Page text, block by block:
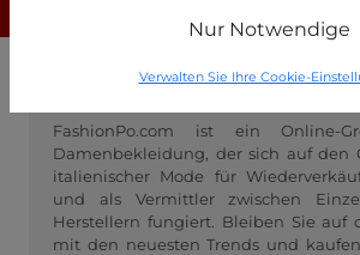
Nur Notwendige
Verwalten Sie Ihre Cookie-
FashionPo.com ist ein Online-
Damenbekleidung, der sich auf den
italienischer Mode für
und als Vermittler zwischen
Herstellern fungiert. Bleiben Sie auf
mit den neuesten Trends und